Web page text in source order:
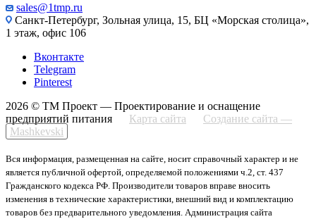
sales@1tmp.ru
Санкт-Петербург, Зольная улица, 15, БЦ «Морская столица»,
1 этаж, офис 106
Вконтакте
Telegram
Pinterest
2026 © ТМ Проект — Проектирование и оснащение
предприятий питания
Карта сайта
Создание сайта —
Mashkevski
Вся информация, размещенная на сайте, носит справочный характер и не
является публичной офертой, определяемой положениями ч.2, ст. 437
Гражданского кодекса РФ. Производители товаров вправе вносить
изменения в технические характеристики, внешний вид и комплектацию
товаров без предварительного уведомления. Администрация сайта